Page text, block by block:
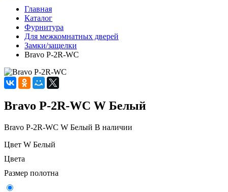
Главная
Каталог
Фурнитура
Для межкомнатных дверей
Замки/защелки
Bravo P-2R-WC
Bravo P-2R-WC W Белый
Bravo P-2R-WC W Белый В наличии
Цвет W Белый
Цвета
Размер полотна